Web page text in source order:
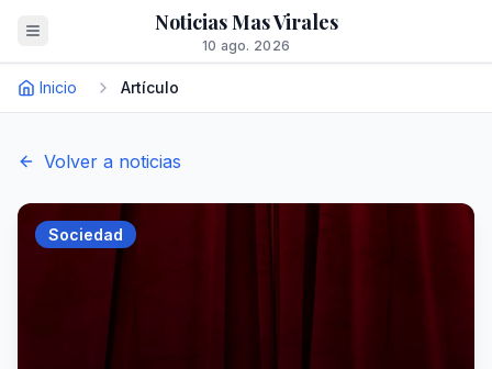
Noticias Mas Virales
10 ago. 2026
Inicio Artículo
Volver a noticias
Sociedad